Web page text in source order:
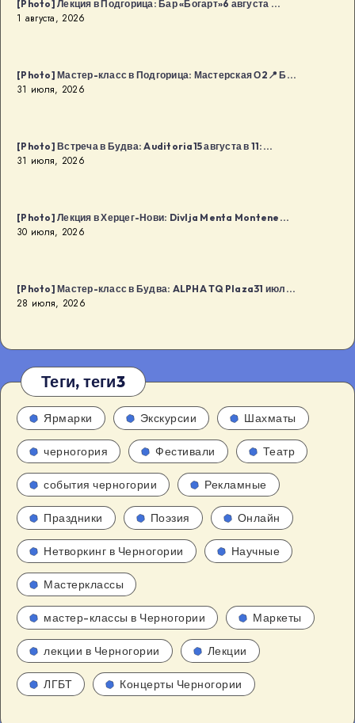
[Photo] Лекция в Подгорица: Бар «Богарт»6 августа ...
1 августа, 2026
[Photo] Мастер-класс в Подгорица: Мастерская О2📍 Б...
31 июля, 2026
[Photo] Встреча в Будва: Auditoria15 августа в 11:...
31 июля, 2026
[Photo] Лекция в Херцег-Нови: Divlja Menta Montene...
30 июля, 2026
[Photo] Мастер-класс в Будва: ALPHA TQ Plaza31 июл...
28 июля, 2026
Теги, теги3
Ярмарки Экскурсии Шахматы
черногория Фестивали Театр
события черногории Рекламные
Праздники Поэзия Онлайн
Нетворкинг в Черногории Научные
Мастерклассы
мастер-классы в Черногории Маркеты
лекции в Черногории Лекции
ЛГБТ Концерты Черногории